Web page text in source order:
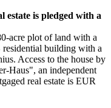
estate is pledged with a
acre plot of land with a
residential building with a
Access to the house by
Haus", an independent
real estate is EUR